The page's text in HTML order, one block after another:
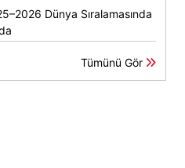
Dünya Sıralamasında
Tümünü Gör